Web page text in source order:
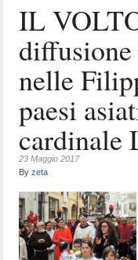
IL
nelle
paesi
cardinale
23 Maggio 2017
By zeta